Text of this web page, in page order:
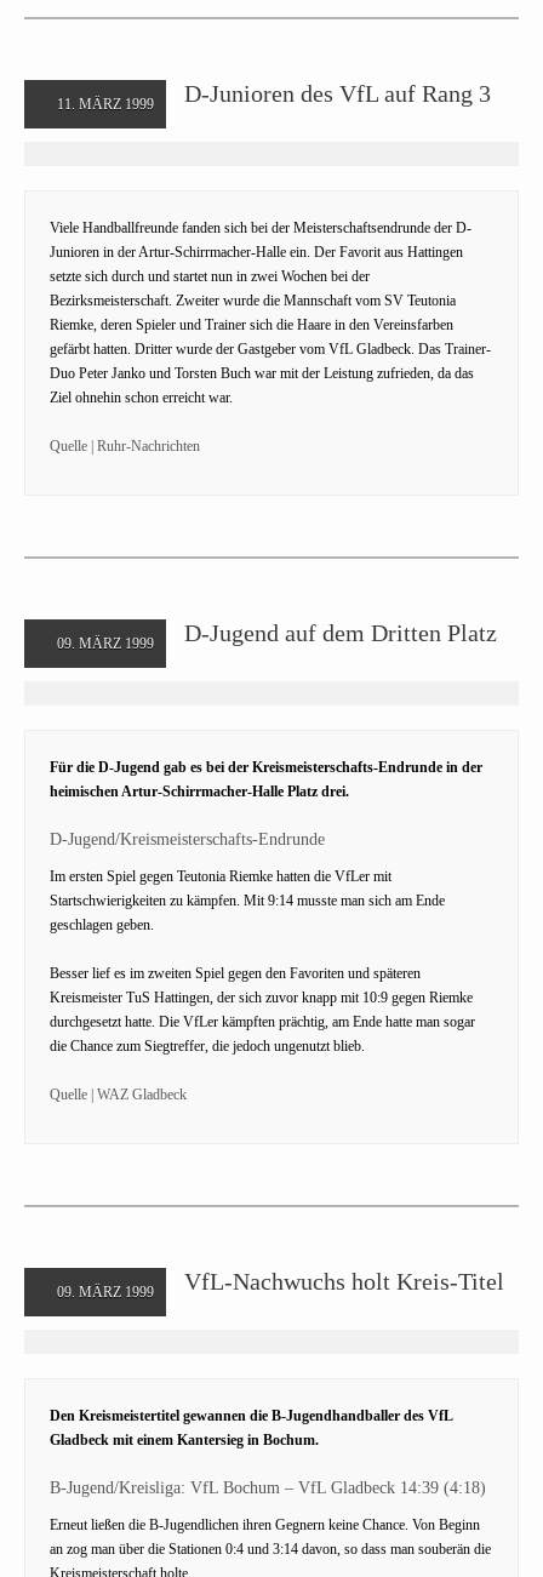
11. MÄRZ 1999 D-Junioren des VfL auf Rang 3
Viele Handballfreunde fanden sich bei der Meisterschaftsendrunde der D-
Junioren in der Artur-Schirrmacher-Halle ein. Der Favorit aus Hattingen
setzte sich durch und startet nun in zwei Wochen bei der
Bezirksmeisterschaft. Zweiter wurde die Mannschaft vom SV Teutonia
Riemke, deren Spieler und Trainer sich die Haare in den Vereinsfarben
gefärbt hatten. Dritter wurde der Gastgeber vom VfL Gladbeck. Das Trainer-
Duo Peter Janko und Torsten Buch war mit der Leistung zufrieden, da das
Ziel ohnehin schon erreicht war.
Quelle | Ruhr-Nachrichten
09. MÄRZ 1999 D-Jugend auf dem Dritten Platz
Für die D-Jugend gab es bei der Kreismeisterschafts-Endrunde in der
heimischen Artur-Schirrmacher-Halle Platz drei.
D-Jugend/Kreismeisterschafts-Endrunde
Im ersten Spiel gegen Teutonia Riemke hatten die VfLer mit
Startschwierigkeiten zu kämpfen. Mit 9:14 musste man sich am Ende
geschlagen geben.
Besser lief es im zweiten Spiel gegen den Favoriten und späteren
Kreismeister TuS Hattingen, der sich zuvor knapp mit 10:9 gegen Riemke
durchgesetzt hatte. Die VfLer kämpften prächtig, am Ende hatte man sogar
die Chance zum Siegtreffer, die jedoch ungenutzt blieb.
Quelle | WAZ Gladbeck
09. MÄRZ 1999 VfL-Nachwuchs holt Kreis-Titel
Den Kreismeistertitel gewannen die B-Jugendhandballer des VfL
Gladbeck mit einem Kantersieg in Bochum.
B-Jugend/Kreisliga: VfL Bochum – VfL Gladbeck 14:39 (4:18)
Erneut ließen die B-Jugendlichen ihren Gegnern keine Chance. Von Beginn
an zog man über die Stationen 0:4 und 3:14 davon, so dass man souberän die
Kreismeisterschaft holte.